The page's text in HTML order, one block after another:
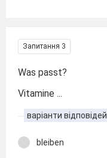
Запитання 3
Was passt?
Vitamine ...
варіанти відповідей
bleiben